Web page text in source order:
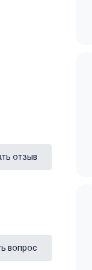
отзыв
вопрос